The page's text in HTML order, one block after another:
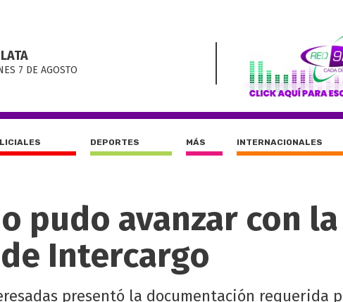
7 DE AGOSTO
DEPORTES MÁS INTERNACIONALES
pudo avanzar con la
Intercargo
presentó la documentación requerida